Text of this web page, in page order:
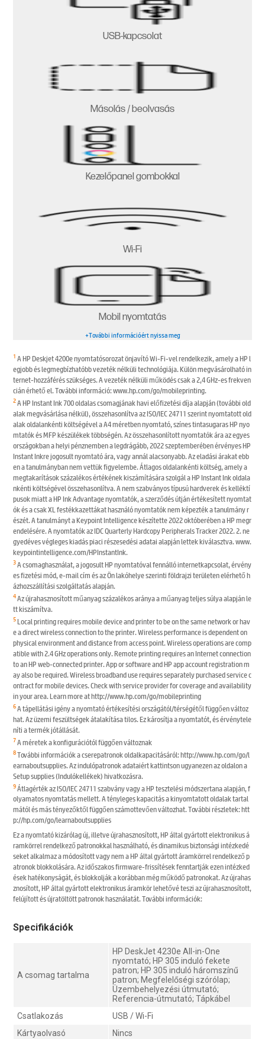
USB-kapcsolat
Másolás / beolvasás
Kezelőpanel gombokkal
Wi-Fi
Mobil nyomtatás
+További információért nyissa meg
1 A HP Deskjet 4200e nyomtatósorozat önjavító Wi-Fi-vel rendelkezik, amely a HP l
egjobb és legmegbízhatóbb vezeték nélküli technológiája. Külön megvásárolható in
ternet-hozzáférés szükséges. A vezeték nélküli működés csak a 2,4 GHz-es frekven
cián érhető el. További információ: www.hp.com/go/mobileprinting.
2A HP Instant Ink 700 oldalas csomagjának havi előfizetési díja alapján (további old
alak megvásárlása nélkül), összehasonlítva az ISO/IEC 24711 szerint nyomtatott old
alak oldalankénti költségével a A4 méretben nyomtató, színes tintasugaras HP nyo
mtatók és MFP készülékek többségén. Az összehasonlított nyomtatók ára az egyes
országokban a helyi pénznemben a legdrágább, 2022 szeptemberében érvényes HP
Instant Inkre jogosult nyomtató ára, vagy annál alacsonyabb. Az eladási árakat ebb
en a tanulmányban nem vettük figyelembe. Átlagos oldalankénti költség, amely a
megtakarítások százalékos értékének kiszámítására szolgál a HP Instant Ink oldala
nkénti költségével összehasonlítva. A nem szabványos típusú hardverek és kelléktí
pusok miatt a HP Ink Advantage nyomtatók, a szerződés útján értékesített nyomtat
ók és a csak XL festékkazettákat használó nyomtatók nem képezték a tanulmány r
észét. A tanulmányt a Keypoint Intelligence készítette 2022 októberében a HP megr
endelésére. A nyomtatók az IDC Quarterly Hardcopy Peripherals Tracker 2022. 2. ne
gyedéves végleges kiadás piaci részesedési adatai alapján lettek kiválasztva. www.
keypointintelligence.com/HPInstantInk.
3A csomaghasználat, a jogosult HP nyomtatóval fennálló internetkapcsolat, érvény
es fizetési mód, e-mail cím és az Ön lakóhelye szerinti földrajzi területen elérhető h
ázhozszállítási szolgáltatás alapján.
4Az újrahasznosított műanyag százalékos aránya a műanyag teljes súlya alapján le
tt kiszámítva.
5Local printing requires mobile device and printer to be on the same network or hav
e a direct wireless connection to the printer. Wireless performance is dependent on
physical environment and distance from access point. Wireless operations are comp
atible with 2.4 GHz operations only. Remote printing requires an Internet connection
to an HP web-connected printer. App or software and HP app account registration m
ay also be required. Wireless broadband use requires separately purchased service c
ontract for mobile devices. Check with service provider for coverage and availability
in your area. Learn more at http://www.hp.com/go/mobileprinting
6A tápellátási igény a nyomtató értékesítési országától/térségétől függően változ
hat. Az üzemi feszültségek átalakítása tilos. Ez károsítja a nyomtatót, és érvénytele
níti a termék jótállását.
7A méretek a konfigurációtól függően változnak
8További információk a cserepatronok oldalkapacitásáról: http://www.hp.com/go/l
earnaboutsupplies. Az indulópatronok adataiért kattintson ugyanezen az oldalon a
Setup supplies (Indulókellékek) hivatkozásra.
9Átlagérték az ISO/IEC 24711 szabvány vagy a HP tesztelési módszertana alapján, f
olyamatos nyomtatás mellett. A tényleges kapacitás a kinyomtatott oldalak tartal
mától és más tényezőktől függően számottevően változhat. További részletek: htt
p://hp.com/go/learnaboutsupplies
Ez a nyomtató kizárólag új, illetve újrahasznosított, HP által gyártott elektronikus á
ramkörrel rendelkező patronokkal használható, és dinamikus biztonsági intézkedé
seket alkalmaz a módosított vagy nem a HP által gyártott áramkörrel rendelkező p
atronok blokkolására. Az időszakos firmware-frissítések fenntartják ezen intézked
ések hatékonyságát, és blokkolják a korábban még működő patronokat. Az újrahas
znosított, HP által gyártott elektronikus áramkör lehetővé teszi az újrahasznosított,
felújított és újratöltött patronok használatát. További információk:
Specifikációk
A csomag tartalma
HP DeskJet 4230e All-in-One
nyomtató; HP 305 induló fekete
patron; HP 305 induló háromszínű
patron; Megfelelőségi szórólap;
Üzembehelyezési útmutató;
Referencia-útmutató; Tápkábel
Csatlakozás
USB / Wi-Fi
Kártyaolvasó
Nincs